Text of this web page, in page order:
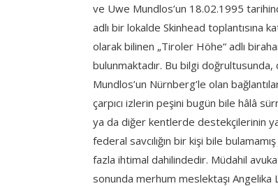
ve Uwe Mundlos’un 18.02.1995
adlı bir lokalde Skinhead toplantısına
olarak bilinen „Tiroler Höhe“ adlı
bulunmaktadır. Bu bilgi doğrultusunda,
Mundlos’un Nürnberg’le olan
çarpıcı izlerin peşini bugün bile hâlâ
ya da diğer kentlerde destekçilerinin
federal savcılığın bir kişi bile
fazla ihtimal dahilindedir. Müdahil
sonunda merhum meslektaşı Angelika